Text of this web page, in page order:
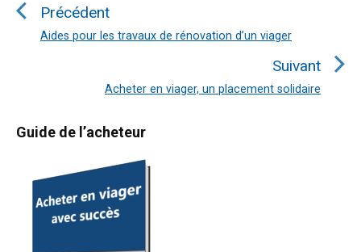
l’article
Précédent
Article
Aides pour les travaux de rénovation d’un viager
Suivant
Article
Acheter en viager, un placement solidaire
Primary
Guide de l’acheteur